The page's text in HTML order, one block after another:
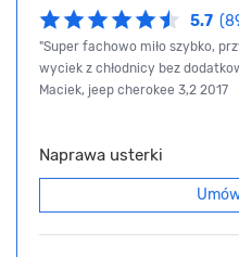
5.7
"Super fachowo miło szybko,
wyciek z chłodnicy bez
Maciek, jeep cherokee 3,2 2017
Naprawa usterki